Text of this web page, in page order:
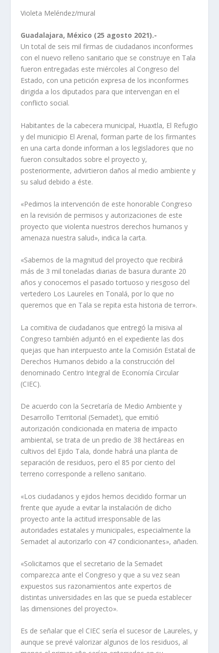
Violeta Meléndez/mural
Guadalajara, México (25 agosto 2021).-
Un total de seis mil firmas de ciudadanos inconformes
con el nuevo relleno sanitario que se construye en Tala
fueron entregadas este miércoles al Congreso del
Estado, con una petición expresa de los inconformes
dirigida a los diputados para que intervengan en el
conflicto social.
Habitantes de la cabecera municipal, Huaxtla, El Refugio
y del municipio El Arenal, forman parte de los firmantes
en una carta donde informan a los legisladores que no
fueron consultados sobre el proyecto y,
posteriormente, advirtieron daños al medio ambiente y
su salud debido a éste.
«Pedimos la intervención de este honorable Congreso
en la revisión de permisos y autorizaciones de este
proyecto que violenta nuestros derechos humanos y
amenaza nuestra salud», indica la carta.
«Sabemos de la magnitud del proyecto que recibirá
más de 3 mil toneladas diarias de basura durante 20
años y conocemos el pasado tortuoso y riesgoso del
vertedero Los Laureles en Tonalá, por lo que no
queremos que en Tala se repita esta historia de terror».
La comitiva de ciudadanos que entregó la misiva al
Congreso también adjuntó en el expediente las dos
quejas que han interpuesto ante la Comisión Estatal de
Derechos Humanos debido a la construcción del
denominado Centro Integral de Economía Circular
(CIEC).
De acuerdo con la Secretaría de Medio Ambiente y
Desarrollo Territorial (Semadet), que emitió
autorización condicionada en materia de impacto
ambiental, se trata de un predio de 38 hectáreas en
cultivos del Ejido Tala, donde habrá una planta de
separación de residuos, pero el 85 por ciento del
terreno corresponde a relleno sanitario.
«Los ciudadanos y ejidos hemos decidido formar un
frente que ayude a evitar la instalación de dicho
proyecto ante la actitud irresponsable de las
autoridades estatales y municipales, especialmente la
Semadet al autorizarlo con 47 condicionantes», añaden.
«Solicitamos que el secretario de la Semadet
comparezca ante el Congreso y que a su vez sean
expuestos sus razonamientos ante expertos de
distintas universidades en las que se pueda establecer
las dimensiones del proyecto».
Es de señalar que el CIEC sería el sucesor de Laureles, y
aunque se prevé valorizar algunos de los residuos, al